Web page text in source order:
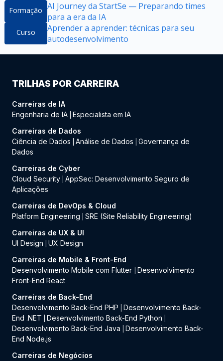
Formação AI Journey da StartSe — Preparando times
para a era da IA
Curso
Aprender a aprender: técnicas para seu
autodesenvolvimento
TRILHAS POR CARREIRA
Carreiras de IA
Engenharia de IA Especialista em IA
Carreiras de Dados
Ciência de Dados
Análise de Dados
Governança de
Dados
Carreiras de Cyber
Cloud Security AppSec: Desenvolvimento Seguro de
Aplicações
Carreiras de DevOps & Cloud
Platform Engineering
SRE (Site Reliability Engineering)
Carreiras de UX & UI
UI Design
UX Design
Carreiras de Mobile & Front-End
Desenvolvimento Mobile com Flutter
Desenvolvimento
Front-End React
Carreiras de Back-End
Desenvolvimento Back-End PHP
Desenvolvimento Back-
End .NET
Desenvolvimento Back-End Python
Desenvolvimento Back-End Java
Desenvolvimento Back-
End Node.js
Carreiras de Negócios